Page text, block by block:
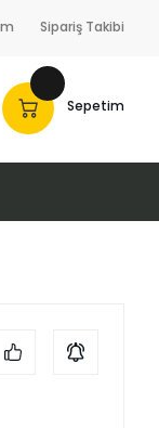
Sipariş Takibi
Sepetim